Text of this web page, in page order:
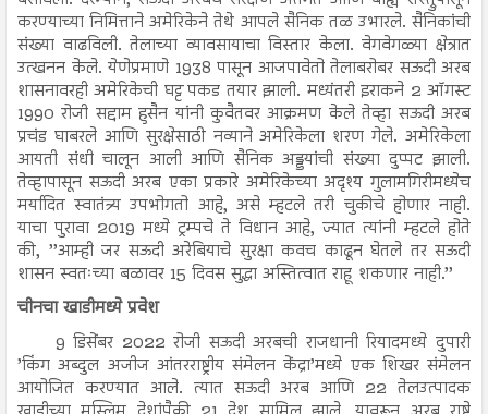
करण्याच्या निमित्ताने अमेरिकेने तेथे आपले सैनिक तळ उभारले. सैनिकांची
संख्या वाढविली. तेलाच्या व्यावसायाचा विस्तार केला. वेगवेगळ्या क्षेत्रात
उत्खनन केले. येणेप्रमाणे 1938 पासून आजपावेतो तेलाबरोबर सऊदी अरब
शासनावरही अमेरिकेची घट्ट पकड तयार झाली. मध्यंतरी इराकने 2 ऑगस्ट
1990 रोजी सद्दाम हुसैन यांनी कुवैतवर आक्रमण केले तेव्हा सऊदी अरब
प्रचंड घाबरले आणि सुरक्षेसाठी नव्याने अमेरिकेला शरण गेले. अमेरिकेला
आयती संधी चालून आली आणि सैनिक अड्डयांची संख्या दुप्पट झाली.
तेव्हापासून सऊदी अरब एका प्रकारे अमेरिकेच्या अदृश्य गुलामगिरीमध्येच
मर्यादित स्वातंत्र्य उपभोगतो आहे, असे म्हटले तरी चुकीचे होणार नाही.
याचा पुरावा 2019 मध्ये ट्रम्पचे ते विधान आहे, ज्यात त्यांनी म्हटले होते
की, ’’आम्ही जर सऊदी अरेबियाचे सुरक्षा कवच काढून घेतले तर सऊदी
शासन स्वतःच्या बळावर 15 दिवस सुद्धा अस्तित्वात राहू शकणार नाही.’’
चीनचा खाडीमध्ये प्रवेश
9 डिसेंबर 2022 रोजी सऊदी अरबची राजधानी रियादमध्ये दुपारी
’किंग अब्दुल अजीज आंतरराष्ट्रीय संमेलन केंद्रा’मध्ये एक शिखर संमेलन
आयोजित करण्यात आले. त्यात सऊदी अरब आणि 22 तेलउत्पादक